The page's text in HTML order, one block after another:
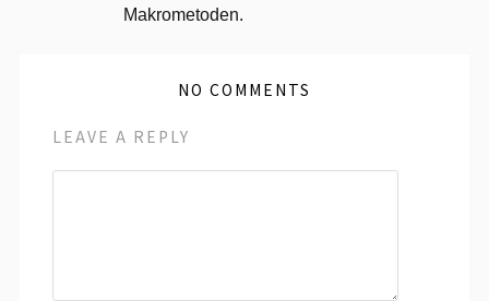
Makrometoden.
NO COMMENTS
LEAVE A REPLY